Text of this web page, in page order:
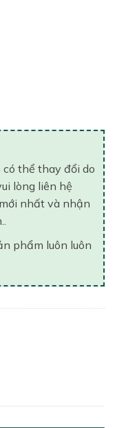
có thể thay đổi do
lòng liên hệ
nhất và nhận
phẩm luôn luôn